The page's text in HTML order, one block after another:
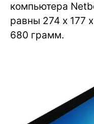
компьютера
равны 274 х 177
680 грамм.